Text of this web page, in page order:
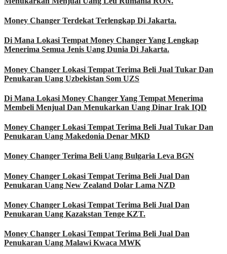
Money Changer Terdekat Terlengkap Di Jakarta.
Di Mana Lokasi Tempat Money Changer Yang Lengkap
Menerima Semua Jenis Uang Dunia Di Jakarta.
Money Changer Lokasi Tempat Terima Beli Jual Tukar Dan
Penukaran Uang Uzbekistan Som UZS
Di Mana Lokasi Money Changer Yang Tempat Menerima
Membeli Menjual Dan Menukarkan Uang Dinar Irak IQD
Money Changer Lokasi Tempat Terima Beli Jual Tukar Dan
Penukaran Uang Makedonia Denar MKD
Money Changer Terima Beli Uang Bulgaria Leva BGN
Money Changer Lokasi Tempat Terima Beli Jual Dan
Penukaran Uang New Zealand Dolar Lama NZD
Money Changer Lokasi Tempat Terima Beli Jual Dan
Penukaran Uang Kazakstan Tenge KZT.
Money Changer Lokasi Tempat Terima Beli Jual Dan
Penukaran Uang Malawi Kwaca MWK